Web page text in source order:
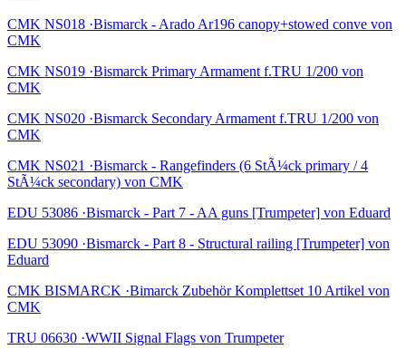
CMK NS018 ·Bismarck - Arado Ar196 canopy+stowed conve von
CMK
CMK NS019 ·Bismarck Primary Armament f.TRU 1/200 von
CMK
CMK NS020 ·Bismarck Secondary Armament f.TRU 1/200 von
CMK
CMK NS021 ·Bismarck - Rangefinders (6 StÃ¼ck primary / 4
StÃ¼ck secondary) von CMK
EDU 53086 ·Bismarck - Part 7 - AA guns [Trumpeter] von Eduard
EDU 53090 ·Bismarck - Part 8 - Structural railing [Trumpeter] von
Eduard
CMK BISMARCK ·Bimarck Zubehör Komplettset 10 Artikel von
CMK
TRU 06630 ·WWII Signal Flags von Trumpeter